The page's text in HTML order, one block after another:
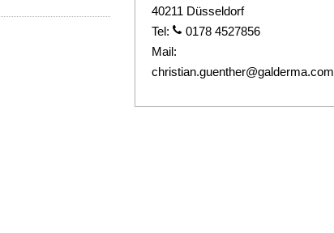
40211 Düsseldorf
Tel:
0178 4527856
Mail:
christian.guenther@galderma.com